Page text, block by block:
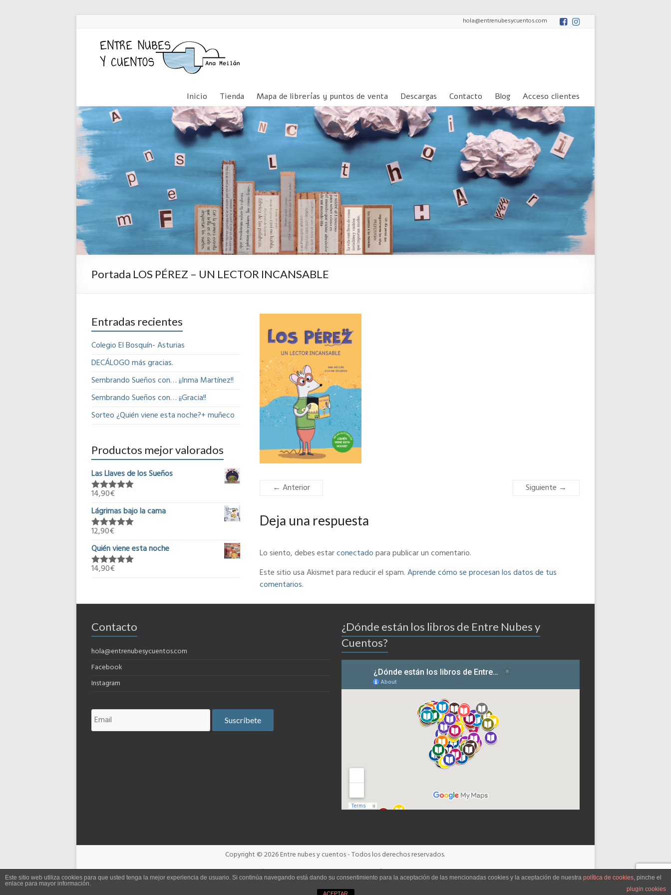
hola@entrenubesycuentos.com
Inicio Tienda Mapa de librerías y puntos de venta Descargas Contacto Blog Acceso clientes
Portada LOS PÉREZ – UN LECTOR INCANSABLE
← Anterior Siguiente →
Deja una respuesta
Lo siento, debes estarconectadopara publicar un comentario.
Este sitio usa Akismet para reducir el spam.Aprende cómo se procesan los datos de tus
comentarios.
Entradas recientes
Colegio El Bosquín- Asturias
DECÁLOGO más gracias.
Sembrando Sueños con… ¡¡Inma Martínez!!
Sembrando Sueños con… ¡¡Gracia!!
Sorteo ¿Quién viene esta noche?+ muñeco
Productos mejor valorados
Las Llaves de los Sueños
Valorado en
14,90€
Lágrimas bajo la cama
Valorado en
12,90€
Quién viene esta noche
Valorado en
14,90€
Contacto
hola@entrenubesycuentos.com
Facebook
Instagram
¿Dónde están los libros de Entre Nubes y
Cuentos?
Copyright © 2026Entre nubes y cuentos- Todos los derechos reservados.
Términos y condiciones Aviso Legal Política de cookies
Este sitio web utiliza cookies para que usted tenga la mejor experiencia de usuario. Si continúa navegando está dando su consentimiento para la aceptación de las mencionadas cookies y la aceptación de nuestra política de cookies, pinche el
enlace para mayor información.
plugin cookies
ACEPTAR